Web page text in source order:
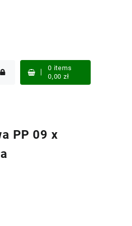
0 items
0,00 zł
PP 09 x